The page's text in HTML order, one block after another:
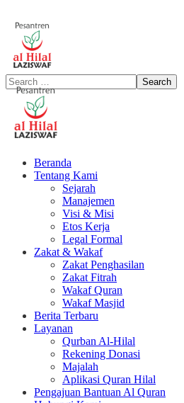
Beranda
Tentang Kami
Sejarah
Manajemen
Visi & Misi
Etos Kerja
Legal Formal
Zakat & Wakaf
Zakat Penghasilan
Zakat Fitrah
Wakaf Quran
Wakaf Masjid
Berita Terbaru
Layanan
Qurban Al-Hilal
Rekening Donasi
Majalah
Aplikasi Quran Hilal
Pengajuan Bantuan Al Quran